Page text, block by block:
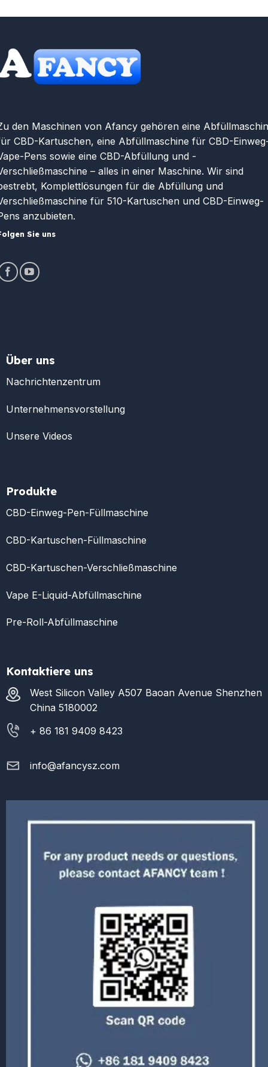
den Maschinen von Afancy gehören eine
CBD-Kartuschen, eine Abfüllmaschine für CBD-
Pens sowie eine CBD-Abfüllung und -
– alles in einer Maschine. Wir sind
Komplettlösungen für die Abfüllung und
für 510-Kartuschen und CBD-Einweg-
anzubieten.
Sie uns
Über uns
Nachrichtenzentrum
Unternehmensvorstellung
Unsere Videos
Produkte
CBD-Einweg-Pen-Füllmaschine
CBD-Kartuschen-Füllmaschine
CBD-Kartuschen-Verschließmaschine
Vape E-Liquid-Abfüllmaschine
Pre-Roll-Abfüllmaschine
Kontaktiere uns
West Silicon Valley A507 Baoan Avenue Shenzhen
China 5180002
+ 86 181 9409 8423
info@afancysz.com